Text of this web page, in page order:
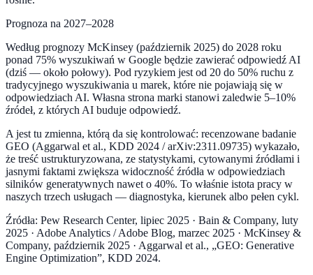
Prognoza na 2027–2028
Według prognozy McKinsey (październik 2025) do 2028 roku
ponad 75% wyszukiwań w Google będzie zawierać odpowiedź AI
(dziś — około połowy). Pod ryzykiem jest od 20 do 50% ruchu z
tradycyjnego wyszukiwania u marek, które nie pojawiają się w
odpowiedziach AI. Własna strona marki stanowi zaledwie 5–10%
źródeł, z których AI buduje odpowiedź.
A jest tu zmienna, którą da się kontrolować: recenzowane badanie
GEO (Aggarwal et al., KDD 2024 / arXiv:2311.09735) wykazało,
że treść ustrukturyzowana, ze statystykami, cytowanymi źródłami i
jasnymi faktami zwiększa widoczność źródła w odpowiedziach
silników generatywnych nawet o 40%. To właśnie istota pracy w
naszych trzech usługach — diagnostyka, kierunek albo pełen cykl.
Źródła: Pew Research Center, lipiec 2025 · Bain & Company, luty
2025 · Adobe Analytics / Adobe Blog, marzec 2025 · McKinsey &
Company, październik 2025 · Aggarwal et al., „GEO: Generative
Engine Optimization”, KDD 2024.